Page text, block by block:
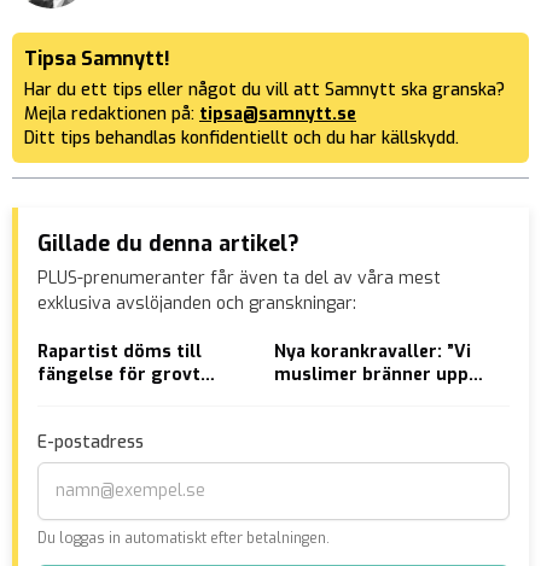
Tipsa Samnytt!
Har du ett tips eller något du vill att Samnytt ska granska?
Mejla redaktionen på: tipsa@samnytt.se
Ditt tips behandlas konfidentiellt och du har källskydd.
Gillade du denna artikel?
PLUS-prenumeranter får även ta del av våra mest
exklusiva avslöjanden och granskningar:
Rapartist döms till
fängelse för grovt
Nya korankravaller: ”Vi
muslimer bränner upp
E-postadress
Du loggas in automatiskt efter betalningen.